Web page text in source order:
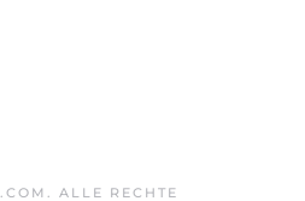
ALLE RECHTE